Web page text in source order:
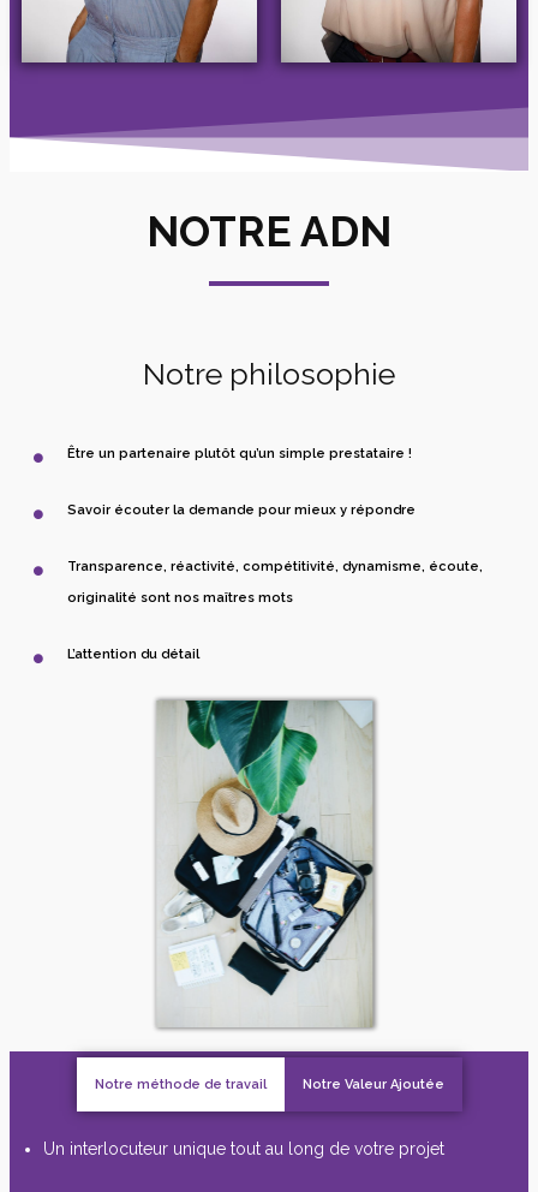
NOTRE ADN
Notre philosophie
Être un partenaire plutôt qu’un simple prestataire !
Savoir écouter la demande pour mieux y répondre
Transparence, réactivité, compétitivité, dynamisme, écoute,
originalité sont nos maîtres mots
L’attention du détail
Notre méthode de travail Notre Valeur Ajoutée
Un interlocuteur unique tout au long de votre projet